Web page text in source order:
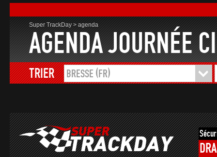
Super TrackDay>agenda
AGENDA JOURNÉE
TRIER BRESSE (FR)